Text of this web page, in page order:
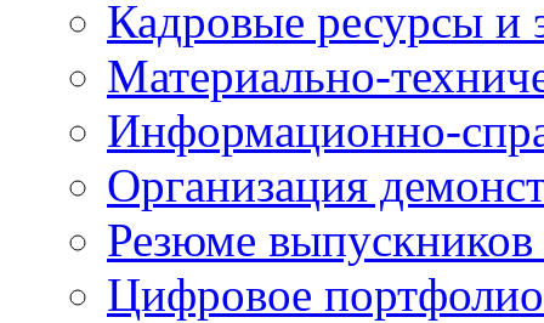
Кадровые ресурсы и
Материально-
Информационно-
Организация
Резюме
Цифровое